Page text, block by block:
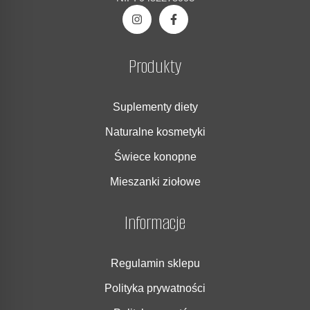
Produkty
Suplementy diety
Naturalne kosmetyki
Świece konopne
Mieszanki ziołowe
Informacje
Regulamin sklepu
Polityka prywatności